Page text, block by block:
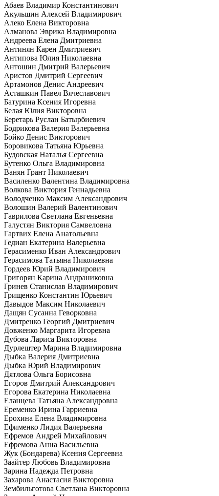
Абаев Владимир Константинович
Акульшин Алексей Владимирович
Алеко Елена Викторовна
Алманова Эврика Владимировна
Андреева Елена Дмитриевна
Антинян Карен Дмитриевич
Антипова Юлия Николаевна
Антошин Дмитрий Валерьевич
Аристов Дмитрий Сергеевич
Артамонов Денис Андреевич
Асташкин Павел Вячеславович
Батурина Ксения Игоревна
Белая Юлия Викторовна
Беретарь Руслан Батырбиевич
Бодрикова Валерия Валерьевна
Бойко Денис Викторович
Боровикова Татьяна Юрьевна
Будовская Наталья Сергеевна
Бутенко Ольга Владимировна
Ванян Грант Николаевич
Василенко Валентина Владимировна
Волкова Виктория Геннадьевна
Володченко Максим Александрович
Волошин Валерий Валентинович
Гаврилова Светлана Евгеньевна
Галустян Виктория Самвеловна
Гартвих Елена Анатольевна
Гедиан Екатерина Валерьевна
Герасименко Иван Александрович
Герасимова Татьяна Николаевна
Гордеев Юрий Владимирович
Григорян Карина Андраниковна
Гринев Станислав Владимирович
Грищенко Константин Юрьевич
Давыдов Максим Николаевич
Дащян Сусанна Геворковна
Дмитренко Георгий Дмитриевич
Довженко Маргарита Игоревна
Дубова Лариса Викторовна
Дурлештер Марина Владимировна
Дыбка Валерия Дмитриевна
Дыбка Юрий Владимирович
Дятлова Ольга Борисовна
Егоров Дмитрий Александрович
Егорова Екатерина Николаевна
Еланцева Татьяна Александровна
Еременко Ирина Гарриевна
Ерохина Елена Владимировна
Ефименко Лидия Валерьевна
Ефремов Андрей Михайлович
Ефремова Анна Васильевна
Жук (Бондарева) Ксения Сергеевна
Заайтер Любовь Владимировна
Зарина Надежда Петровна
Захарова Анастасия Викторовна
Зембильготова Светлана Викторовна